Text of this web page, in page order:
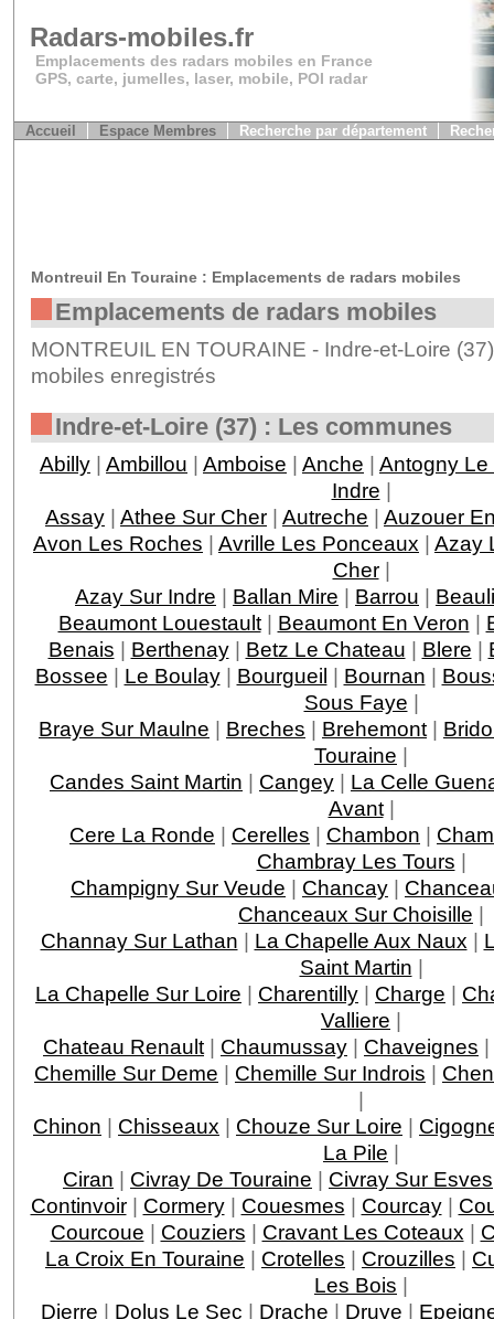
Radars-mobiles.fr
Emplacements des radars mobiles en France
GPS, carte, jumelles, laser, mobile, POI radar
Accueil Espace Membres Recherche par département
Montreuil En Touraine : Emplacements de radars mobiles
Emplacements de radars mobiles
MONTREUIL EN TOURAINE - Indre-et-Loire
mobiles enregistrés
Indre-et-Loire (37) : Les communes
Abilly | Ambillou | Amboise | Anche | Antogny Le
Indre |
Assay | Athee Sur Cher | Autreche | Auzouer
Avon Les Roches | Avrille Les Ponceaux | Azay
Cher|
Azay Sur Indre | Ballan Mire | Barrou |
Beaumont Louestault| Beaumont En Veron |
Benais | Berthenay| Betz Le Chateau | Blere |
Bossee | Le Boulay| Bourgueil | Bournan |
Sous Faye |
Braye Sur Maulne | Breches | Brehemont |
Touraine |
Candes Saint Martin | Cangey | La Celle
Avant|
Cere La Ronde | Cerelles | Chambon |
Chambray Les Tours |
Champigny Sur Veude | Chancay |
Chanceaux Sur Choisille |
Channay Sur Lathan | La Chapelle Aux Naux |
Saint Martin |
La Chapelle Sur Loire | Charentilly | Charge |
Valliere |
Chateau Renault | Chaumussay | Chaveignes |
Chemille Sur Deme | Chemille Sur Indrois |
|
Chinon | Chisseaux | Chouze Sur Loire |
La Pile |
Ciran | Civray De Touraine | Civray Sur Esves
Continvoir| Cormery| Couesmes | Courcay|
Courcoue | Couziers | Cravant Les Coteaux |
La Croix En Touraine | Crotelles | Crouzilles |
Les Bois |
Dierre | Dolus Le Sec | Drache | Druye |